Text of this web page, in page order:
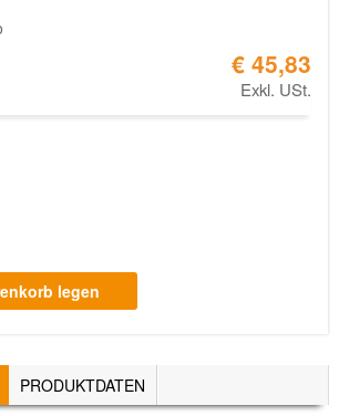
€ 45,83
Exkl. USt.
(AKTIVER
REITER)
PRODUKTDATEN